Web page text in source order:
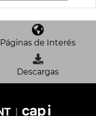
Páginas de Interés
Descargas